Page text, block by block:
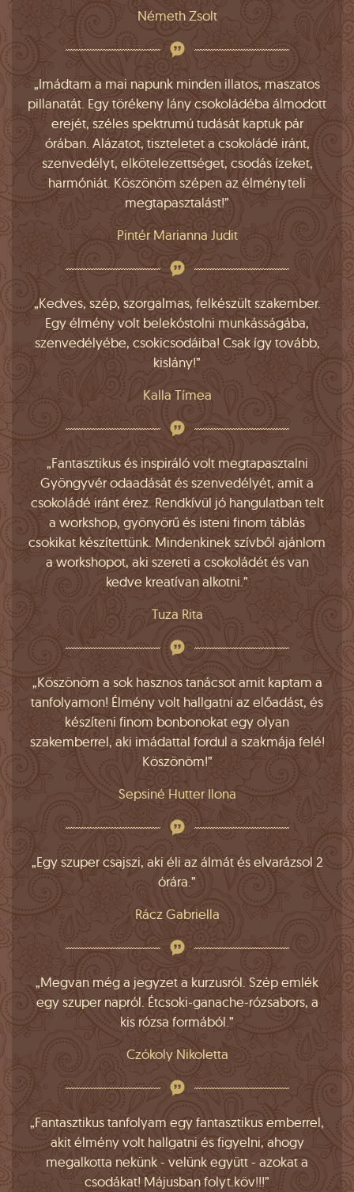
Németh Zsolt
„Imádtam a mai napunk minden illatos, maszatos
pillanatát. Egy törékeny lány csokoládéba álmodott
erejét, széles spektrumú tudását kaptuk pár
órában. Alázatot, tiszteletet a csokoládé iránt,
szenvedélyt, elkötelezettséget, csodás ízeket,
harmóniát. Köszönöm szépen az élményteli
megtapasztalást!”
Pintér Marianna Judit
„Kedves, szép, szorgalmas, felkészült szakember.
Egy élmény volt belekóstolni munkásságába,
szenvedélyébe, csokicsodáiba! Csak így tovább,
kislány!”
Kalla Tímea
„Fantasztikus és inspiráló volt megtapasztalni
Gyöngyvér odaadását és szenvedélyét, amit a
csokoládé iránt érez. Rendkívül jó hangulatban telt
a workshop, gyönyörű és isteni finom táblás
csokikat készítettünk. Mindenkinek szívből ajánlom
a workshopot, aki szereti a csokoládét és van
kedve kreatívan alkotni.”
Tuza Rita
„Köszönöm a sok hasznos tanácsot amit kaptam a
tanfolyamon! Élmény volt hallgatni az előadást, és
készíteni finom bonbonokat egy olyan
szakemberrel, aki imádattal fordul a szakmája felé!
Köszönöm!”
Sepsiné Hutter Ilona
„Egy szuper csajszi, aki éli az álmát és elvarázsol 2
órára.”
Rácz Gabriella
„Megvan még a jegyzet a kurzusról. Szép emlék
egy szuper napról. Étcsoki-ganache-rózsabors, a
kis rózsa formából.”
Czókoly Nikoletta
„Fantasztikus tanfolyam egy fantasztikus emberrel,
akit élmény volt hallgatni és figyelni, ahogy
megalkotta nekünk - velünk együtt - azokat a
csodákat! Májusban folyt.köv!!!”